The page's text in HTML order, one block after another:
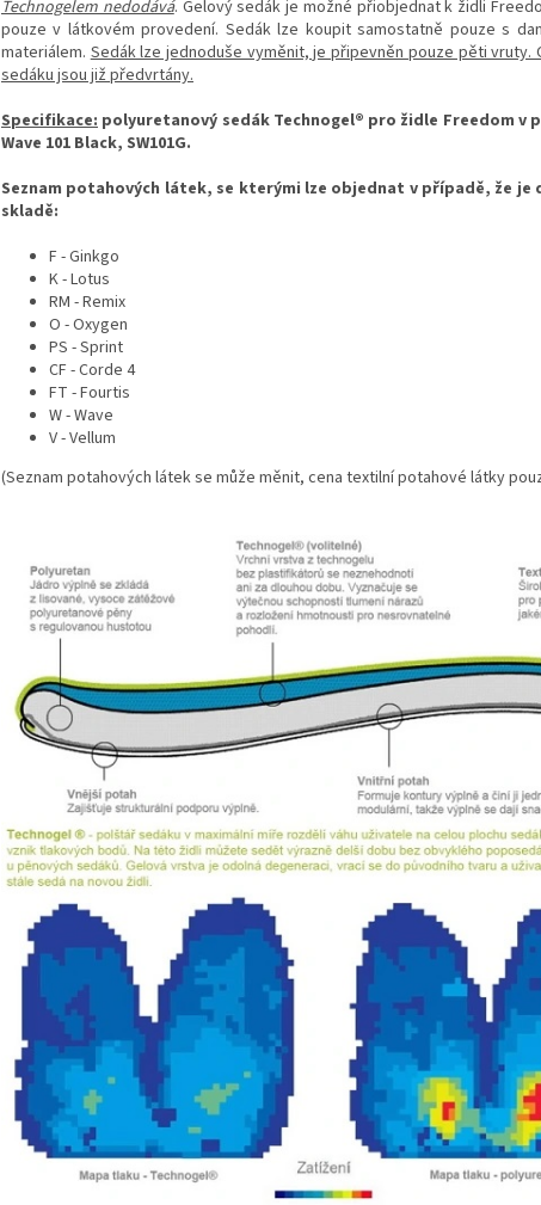
Technogelem nedodává. Gelový sedák je možné přiobjednat k židli
pouze v látkovém provedení. Sedák lze koupit samostatně pouze s
materiálem. Sedák lze jednoduše vyměnit, je připevněn pouze pěti vruty.
sedáku jsou již předvrtány.
Specifikace: polyuretanový sedák Technogel® pro židle Freedom v
Wave 101 Black, SW101G.
Seznam potahových látek, se kterými lze objednat v případě, že je
skladě:
F - Ginkgo
K - Lotus
RM - Remix
O - Oxygen
PS - Sprint
CF - Corde 4
FT - Fourtis
W - Wave
V - Vellum
(Seznam potahových látek se může měnit, cena textilní potahové látky